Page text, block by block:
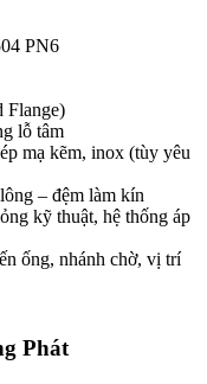
PN6
Flange)
lỗ tâm
mạ kẽm, inox (tùy yêu
– đệm làm kín
kỹ thuật, hệ thống áp
ống, nhánh chờ, vị trí
Phát